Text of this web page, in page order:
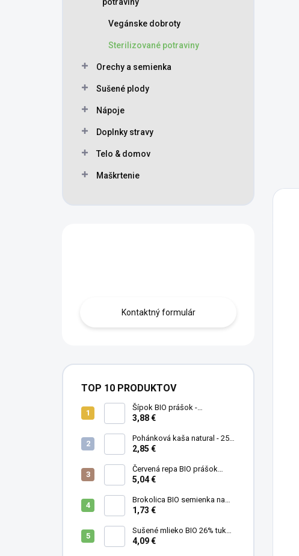
Vegánske dobroty
Sterilizované potraviny
Orechy a semienka
Sušené plody
Nápoje
Doplnky stravy
Telo & domov
Maškrtenie
Kontaktný formulár
TOP 10 PRODUKTOV
Šípok BIO prášok -
MámeChuť
3,88 €
Pohánková kaša natural - 250
g
2,85 €
Červená repa BIO prášok
(cvikla) - MámeChuť
5,04 €
Brokolica BIO semienka na
klíčenie - 10 g
1,73 €
Sušené mlieko BIO 26% tuku -
MámeChuť
4,09 €